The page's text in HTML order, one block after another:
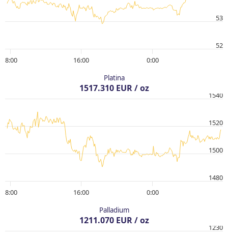
8:00 16:00 0:00
52
53
Platina
1517.310 EUR / oz
8:00 16:00 0:00
1480
1500
1520
1540
Palladium
1211.070 EUR / oz
1230